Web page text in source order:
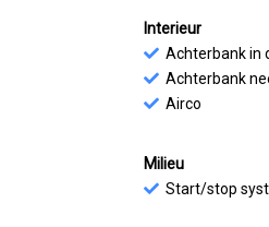
Interieur
Achterbank in
Achterbank
Airco
Milieu
Start/stop